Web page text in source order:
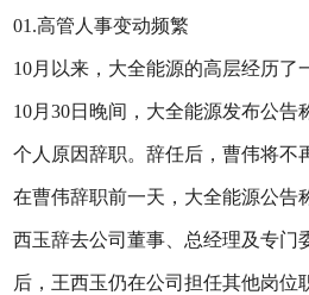
01.高管人事变动频繁
10月以来，大全能源的高层经历了
10月30日晚间，大全能源发布公告
个人原因辞职。辞任后，曹伟将不
在曹伟辞职前一天，大全能源公告
西玉辞去公司董事、总经理及专门
后，王西玉仍在公司担任其他岗位